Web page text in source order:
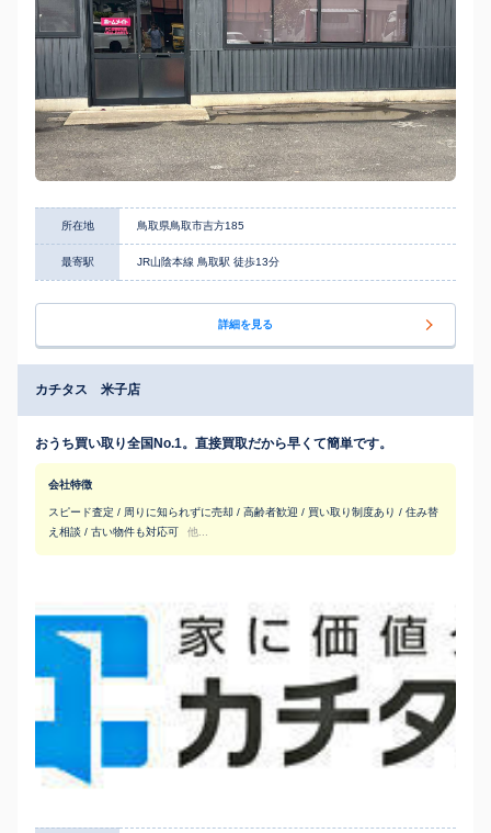
所在地 鳥取県鳥取市吉方185
最寄駅 JR山陰本線 鳥取駅 徒歩13分
詳細を見る
カチタス 米子店
おうち買い取り全国No.1。直接買取だから早くて簡単です。
会社特徴
スピード査定 / 周りに知られずに売却 / 高齢者歓迎 / 買い取り制度あり / 住み替
え相談 / 古い物件も対応可
他...